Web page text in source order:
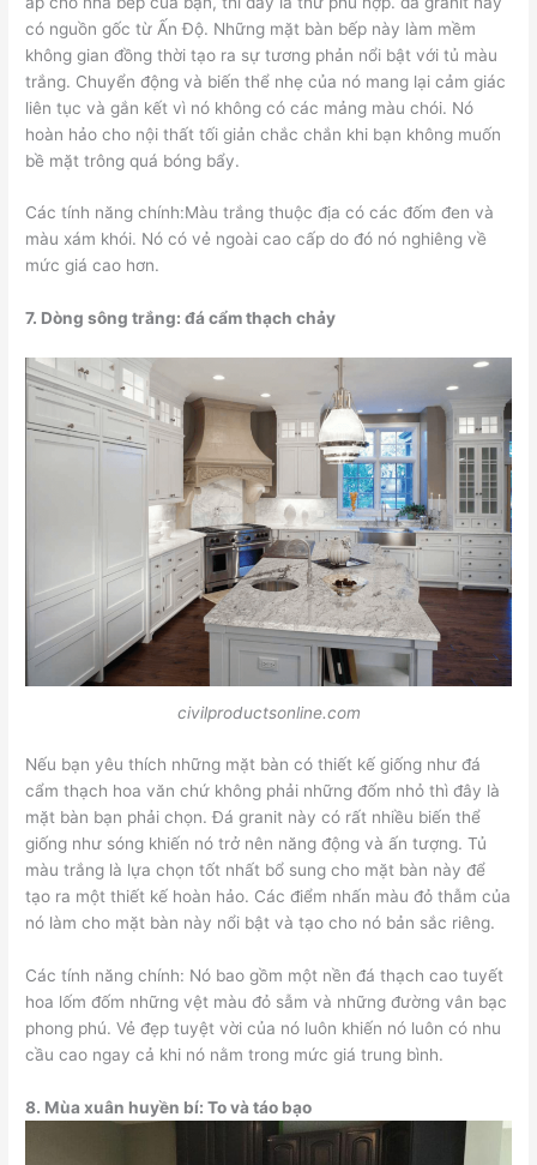
có nguồn gốc từ Ấn Độ. Những mặt bàn bếp này làm mềm
không gian đồng thời tạo ra sự tương phản nổi bật với tủ màu
trắng. Chuyển động và biến thể nhẹ của nó mang lại cảm giác
liên tục và gắn kết vì nó không có các mảng màu chói. Nó
hoàn hảo cho nội thất tối giản chắc chắn khi bạn không muốn
bề mặt trông quá bóng bẩy.
Các tính năng chính:Màu trắng thuộc địa có các đốm đen và
màu xám khói. Nó có vẻ ngoài cao cấp do đó nó nghiêng về
mức giá cao hơn.
7. Dòng sông trắng: đá cẩm thạch chảy
civilproductsonline.com
Nếu bạn yêu thích những mặt bàn có thiết kế giống như đá
cẩm thạch hoa văn chứ không phải những đốm nhỏ thì đây là
mặt bàn bạn phải chọn. Đá granit này có rất nhiều biến thể
giống như sóng khiến nó trở nên năng động và ấn tượng. Tủ
màu trắng là lựa chọn tốt nhất bổ sung cho mặt bàn này để
tạo ra một thiết kế hoàn hảo. Các điểm nhấn màu đỏ thẫm của
nó làm cho mặt bàn này nổi bật và tạo cho nó bản sắc riêng.
Các tính năng chính: Nó bao gồm một nền đá thạch cao tuyết
hoa lốm đốm những vệt màu đỏ sẫm và những đường vân bạc
phong phú. Vẻ đẹp tuyệt vời của nó luôn khiến nó luôn có nhu
cầu cao ngay cả khi nó nằm trong mức giá trung bình.
8. Mùa xuân huyền bí: To và táo bạo